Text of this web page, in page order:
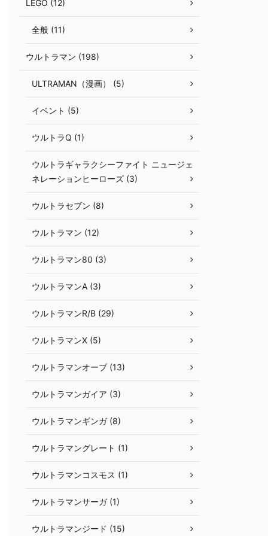
LEGO (12)
全般 (11)
ウルトラマン (198)
ULTRAMAN（漫画） (5)
イベント (5)
ウルトラQ (1)
ウルトラギャラクシーファイト ニュージェ
ネレーションヒーローズ (3)
ウルトラセブン (8)
ウルトラマン (12)
ウルトラマン80 (3)
ウルトラマンA (3)
ウルトラマンR/B (29)
ウルトラマンX (5)
ウルトラマンオーブ (13)
ウルトラマンガイア (3)
ウルトラマンギンガ (8)
ウルトラマングレート (1)
ウルトラマンコスモス (1)
ウルトラマンサーガ (1)
ウルトラマンジード (15)